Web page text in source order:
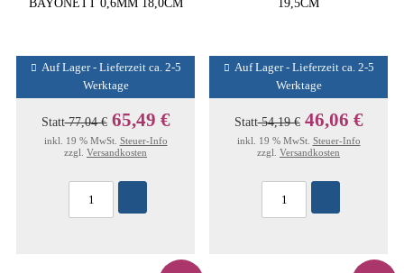
Auf Lager - Lieferzeit ca. 2-5
Werktage
Statt77,04 € 65,49 €
inkl. 19 % MwSt. Steuer-Info
zzgl. Versandkosten
Auf Lager - Lieferzeit ca. 2-5
Werktage
Statt54,19 € 46,06 €
inkl. 19 % MwSt. Steuer-Info
zzgl. Versandkosten